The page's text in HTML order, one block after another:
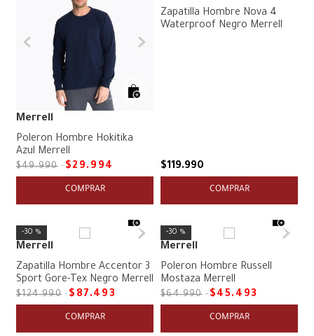
Merrell
Poleron Hombre Hokitika
Azul Merrell
$49.990 $29. 994
COMPRAR
Zapatilla Hombre Nova 4
Waterproof Negro Merrell
$119.990
COMPRAR
30 %
Merrell
Zapatilla Hombre Accentor 3
Sport Gore-Tex Negro Merrell
$124.990 $ 87.493
COMPRAR
30 %
Merrell
Poleron Hombre Russell
Mostaza Merrell
$64.990 $45. 493
COMPRAR